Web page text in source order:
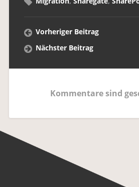
Vorheriger Beitrag
Nächster Beitrag
Kommentare sind